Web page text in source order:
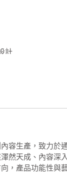
Brechbühl 探討字
深入創意解析
計
容生產，致力於
然天成、內容深
，產品功能性與